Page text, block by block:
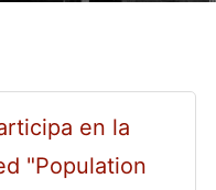
en la
"Population